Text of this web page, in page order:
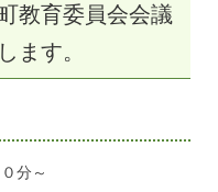
教育委員会会議
ます。
分～